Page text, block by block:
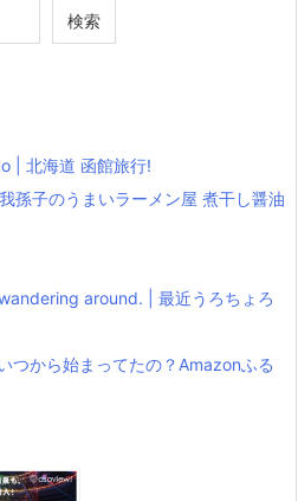
検索
| 北海道 函館旅行!
孫子のうまいラーメン屋 煮干し醤油
around. | 最近うろちょろ
から始まってたの？Amazonふる